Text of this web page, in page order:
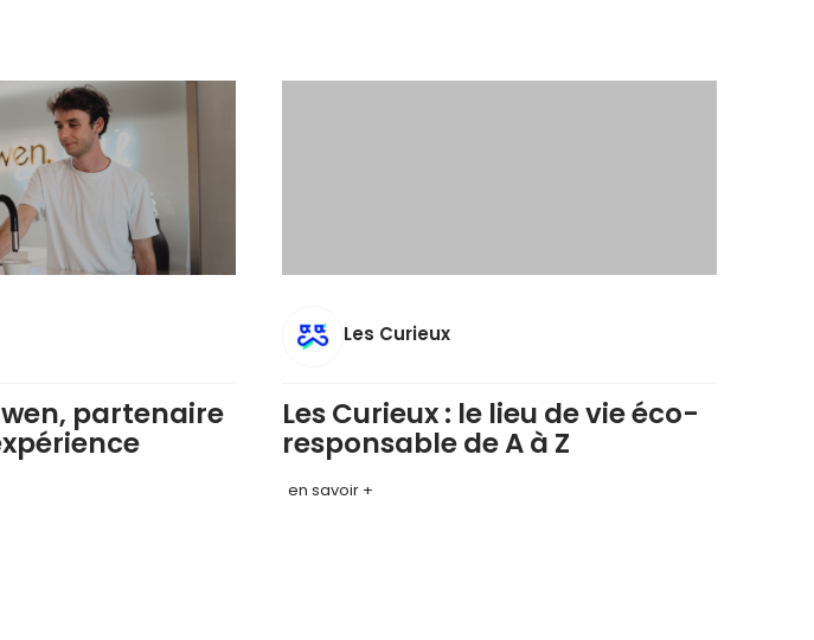
partenaire
Les Curieux
Les Curieux : le lieu de vie éco-
responsable de A à Z
en savoir +